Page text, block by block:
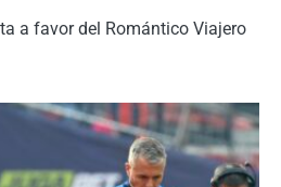
a favor del Romántico Viajero